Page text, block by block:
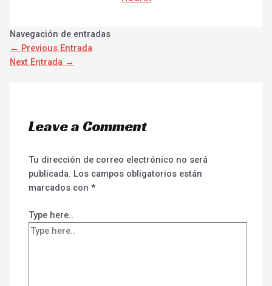
Navegación de entradas
← Previous Entrada
Next Entrada →
Leave a Comment
Tu dirección de correo electrónico no será
publicada. Los campos obligatorios están
marcados con*
Type here..